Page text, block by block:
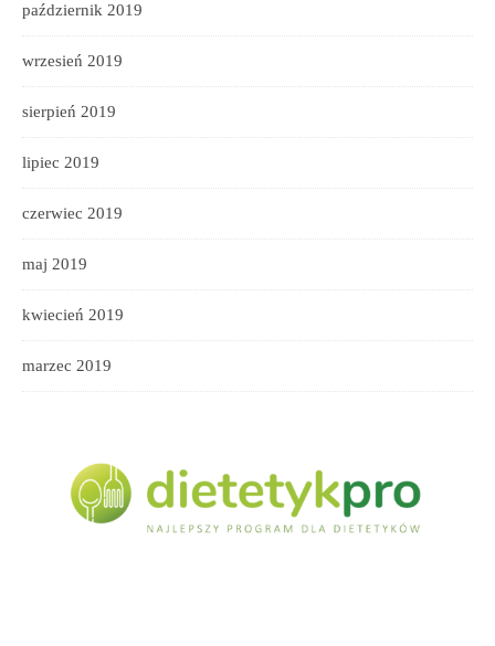
październik 2019
wrzesień 2019
sierpień 2019
lipiec 2019
czerwiec 2019
maj 2019
kwiecień 2019
marzec 2019